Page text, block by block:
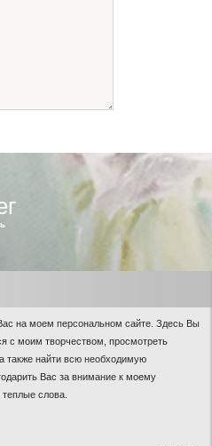
на моем персональном сайте. Здесь Вы
с моим творчеством, просмотреть
также найти всю необходимую
Вас за внимание к моему
теплые слова.